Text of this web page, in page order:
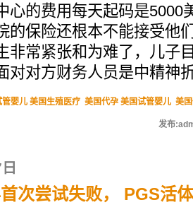
心的费用每天起码是5000
的保险还根本不能接受他
非常紧张和为难了，儿子
对对方财务人员是中精神
婴儿 美国生殖医疗 美国代孕 美国试管婴儿 美
发布
次尝试失败， PGS活